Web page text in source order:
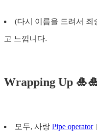
(다시 이름을 드려서 죄
고 느낍니다.
Wrapping Up
모두, 사랑 Pipe operator